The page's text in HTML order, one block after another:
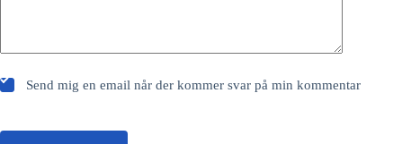
Send mig en email når der kommer svar på min kommentar